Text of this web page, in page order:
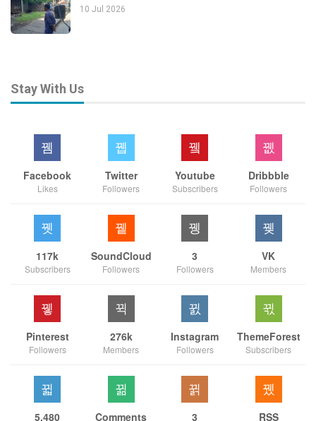
10 Jul 2026
Stay With Us
Facebook
Likes
Twitter
Followers
Youtube
Subscribers
Dribbble
Followers
117k
Subscribers
SoundCloud
Followers
3
Followers
VK
Members
Pinterest
Followers
276k
Members
Instagram
Followers
ThemeForest
Subscribers
5,480 Comments 3 RSS